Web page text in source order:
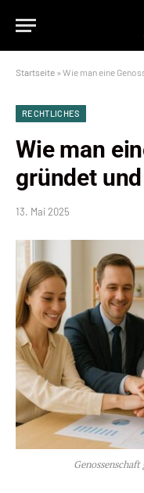
Startseite » Wie man eine
RECHTLICHES
Wie man
gründet
13. Mai 2025